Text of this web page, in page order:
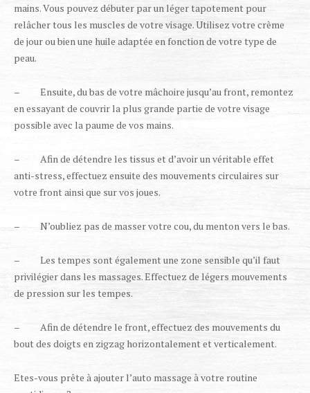
mains. Vous pouvez débuter par un léger tapotement pour
relâcher tous les muscles de votre visage. Utilisez votre crème
de jour ou bien une huile adaptée en fonction de votre type de
peau.
– Ensuite, du bas de votre mâchoire jusqu’au front, remontez
en essayant de couvrir la plus grande partie de votre visage
possible avec la paume de vos mains.
– Afin de détendre les tissus et d’avoir un véritable effet
anti-stress, effectuez ensuite des mouvements circulaires sur
votre front ainsi que sur vos joues.
– N’oubliez pas de masser votre cou, du menton vers le bas.
– Les tempes sont également une zone sensible qu’il faut
privilégier dans les massages. Effectuez de légers mouvements
de pression sur les tempes.
– Afin de détendre le front, effectuez des mouvements du
bout des doigts en zigzag horizontalement et verticalement.
Etes-vous prête à ajouter l’auto massage à votre routine